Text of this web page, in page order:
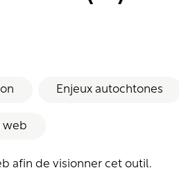
Enjeux autochtones
web
afin de visionner cet outil.